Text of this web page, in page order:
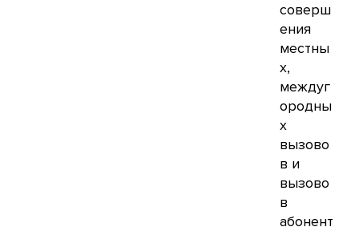
соверш
ения
местны
х,
междуг
ородны
х
вызово
в и
вызово
в
абонент